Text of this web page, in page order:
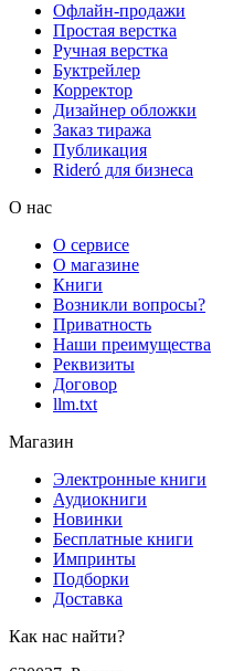
Офлайн-продажи
Простая верстка
Ручная верстка
Буктрейлер
Корректор
Дизайнер обложки
Заказ тиража
Публикация
Rideró для бизнеса
О нас
О сервисе
О магазине
Книги
Возникли вопросы?
Приватность
Наши преимущества
Реквизиты
Договор
llm.txt
Магазин
Электронные книги
Аудиокниги
Новинки
Бесплатные книги
Импринты
Подборки
Доставка
Как нас найти?